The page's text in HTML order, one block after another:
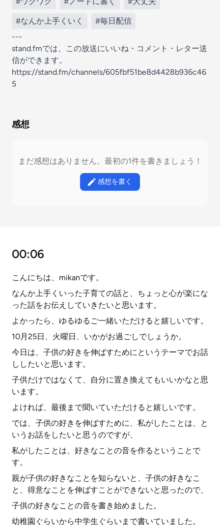
#なんか上手くいく
#毎日配信
---
stand.fmでは、この放送にいいね・コメント・レター送
信ができます。
https://stand.fm/channels/605fbf51be8d4428b936c46
5
感想
まだ感想はありません。最初の1件を書きましょう！
感想を書く
00:06
こんにちは、mikanです。
なんか上手くいった子育ての話と、ちょっと心が楽にな
った話をお伝えしていきたいと思います。
よかったら、ゆるゆるご一緒いただけると嬉しいです。
10月25日、火曜日、いかがお過ごしでしょうか。
今日は、子供の好きを伸ばすためにというテーマでお話
ししたいと思います。
子供だけではなくて、自分に置き換えてもいいかなと思
います。
よければ、最後まで聞いていただけると嬉しいです。
では、子供の好きを伸ばすために、私がしたことは、と
いうお話をしたいと思うのですが、
私がしたことは、好きなことの音を作るということで
す。
親が子供の好きなことを知らないと、子供の好きなこ
と、得意なことを伸ばすことができないと思ったので、
子供の好きなことの音を書き始めました。
幼稚園ぐらいから中学生ぐらいまで書いていました。